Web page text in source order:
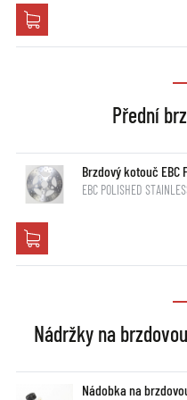
Přední
Brzdový kotouč EBC
EBC POLISHED
Nádržky na
Nádobka na